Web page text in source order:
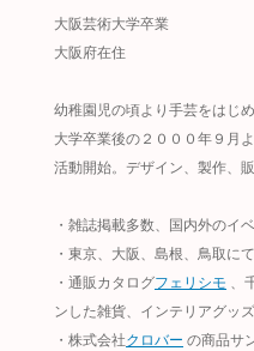
大阪芸術大学卒業
大阪府在住
幼稚園児の頃より手芸をはじめ
大学卒業後の２０００年９月
活動開始。デザイン、製作、販
・雑誌掲載多数、国内外のイ
・東京、大阪、島根、鳥取に
・通販カタログフェリシモ 、
ンした雑貨、インテリアグッ
・株式会社クロバー の商品サ